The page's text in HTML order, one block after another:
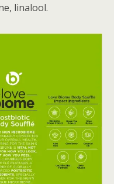
linalool.